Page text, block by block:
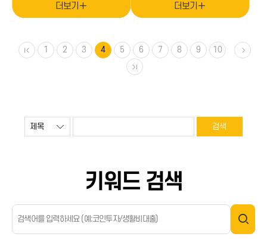
더보기 더보기
1 2 3 4 5 6 7 8 9 10
키워드 검색